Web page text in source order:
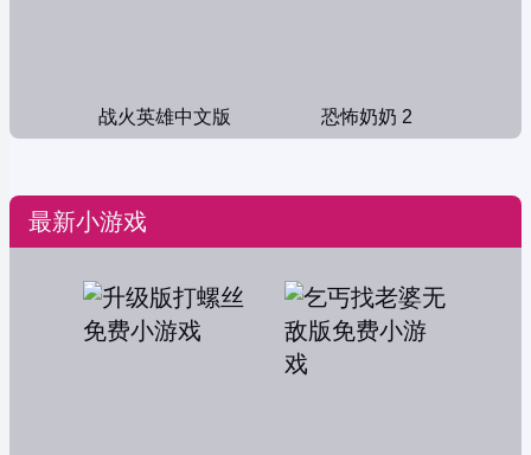
战火英雄中文版 恐怖奶奶 2
最新小游戏